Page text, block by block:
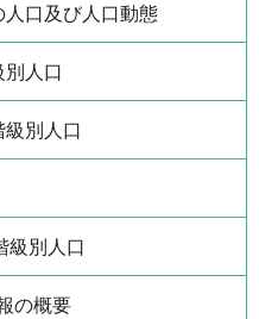
口及び人口動態
人口
別人口
別人口
の概要